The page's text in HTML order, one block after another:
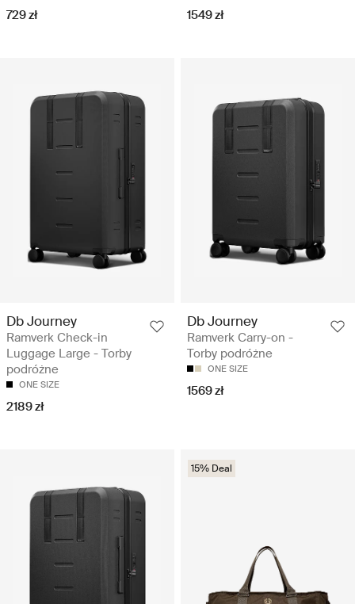
729 zł 1549 zł
Db Journey
Ramverk Check-in
Luggage Large - Torby
podróżne
ONE SIZE
2189 zł
Db Journey
Ramverk Carry-on -
Torby podróżne
ONE SIZE
1569 zł
15% Deal